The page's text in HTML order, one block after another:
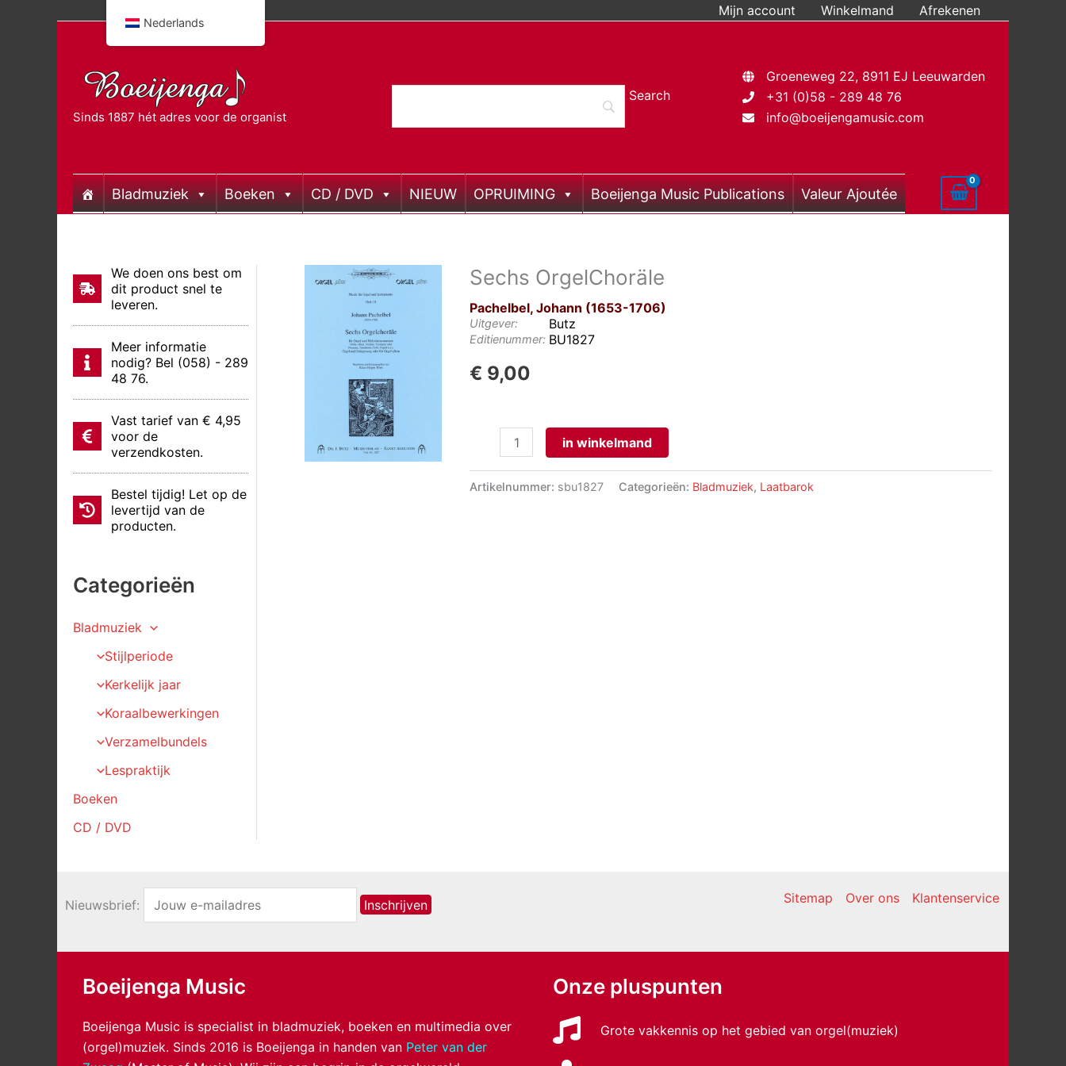
Mijn account Winkelmand Afrekenen
Sinds 1887 hét adres voor de organist
Groeneweg 22, 8911 EJ Leeuwarden
+31 (0)58 - 289 48 76
info@boeijengamusic.com
Bladmuziek Boeken CD / DVD NIEUW OPRUIMING Boeijenga Music Publications Valeur Ajoutée
We doen ons best om
dit product snel te
leveren.
Meer informatie
nodig? Bel (058) - 289
48 76.
Vast tarief van € 4,95
voor de
verzendkosten.
Bestel tijdig! Let op de
levertijd van de
producten.
Categorieën
Bladmuziek
Stijlperiode
Kerkelijk jaar
Koraalbewerkingen
Verzamelbundels
Lespraktijk
Boeken
CD / DVD
Sechs OrgelChoräle
Pachelbel, Johann (1653-1706)
Uitgever: Butz
Editienummer: BU1827
€ 9,00
OrgelChoräle
in winkelmand
Artikelnummer: sbu1827 Categorieën: Bladmuziek, Laatbarok
Nieuwsbrief: Sitemap Over ons Klantenservice
Boeijenga Music
Boeijenga Music is specialist in bladmuziek, boeken en multimedia over
(orgel)muziek. Sinds 2016 is Boeijenga in handen van Peter van der
Onze pluspunten
Grote vakkennis op het gebied van orgel(muziek)
Nederlands